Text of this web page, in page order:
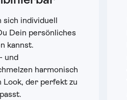
sich individuell
Dein persönliches
kannst.
und
harmonisch
Look, der perfekt zu